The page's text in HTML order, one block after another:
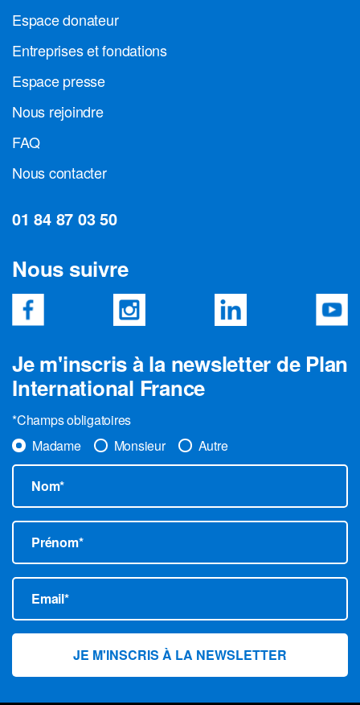
Espace donateur
Entreprises et fondations
Espace presse
Nous rejoindre
FAQ
Nous contacter
01 84 87 03 50
Nous suivre
Je m'inscris à la newsletter de Plan
International France
*Champs obligatoires
Madame
Monsieur Autre
Nom*
Prénom*
Email*